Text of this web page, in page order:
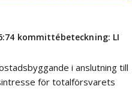
kommittébeteckning: LI
i anslutning till
för totalförsvarets